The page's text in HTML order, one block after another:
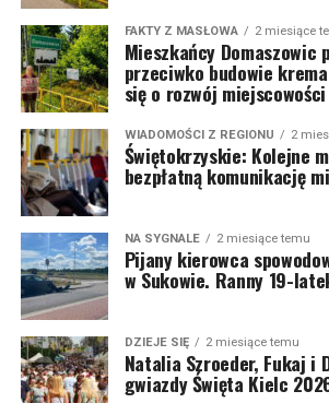
FAKTY Z MASŁOWA 2 miesiące
Mieszkańcy Domaszowic
przeciwko budowie
się o rozwój miejscowości
WIADOMOŚCI Z REGIONU 2
Świętokrzyskie: Kolejne
bezpłatną komunikację
NA SYGNALE 2 miesiące temu
Pijany kierowca
w Sukowie. Ranny 19-
DZIEJE SIĘ 2 miesiące temu
Natalia Szroeder, Fukaj i
gwiazdy Święta Kielc